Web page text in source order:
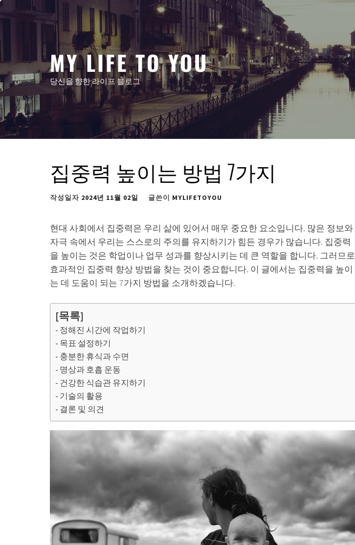
콘
텐
로
너
뛰
기
MY LIFE TO YOU
당신을 향한 라이프 블로그
집중력 높이는 방법 7가지
작성일자 2024년 11월 02일 글쓴이 MYLIFETOYOU
현대 사회에서 집중력은 우리 삶에 있어서 매우 중요한 요소입니다. 많은 정보와
자극 속에서 우리는 스스로의 주의를 유지하기가 힘든 경우가 많습니다. 집중력
을 높이는 것은 학업이나 업무 성과를 향상시키는 데 큰 역할을 합니다. 그러므로
효과적인 집중력 향상 방법을 찾는 것이 중요합니다. 이 글에서는 집중력을 높이
는 데 도움이 되는 7가지 방법을 소개하겠습니다.
[목록]
정해진 시간에 작업하기
목표 설정하기
충분한 휴식과 수면
명상과 호흡 운동
건강한 식습관 유지하기
기술의 활용
결론 및 의견